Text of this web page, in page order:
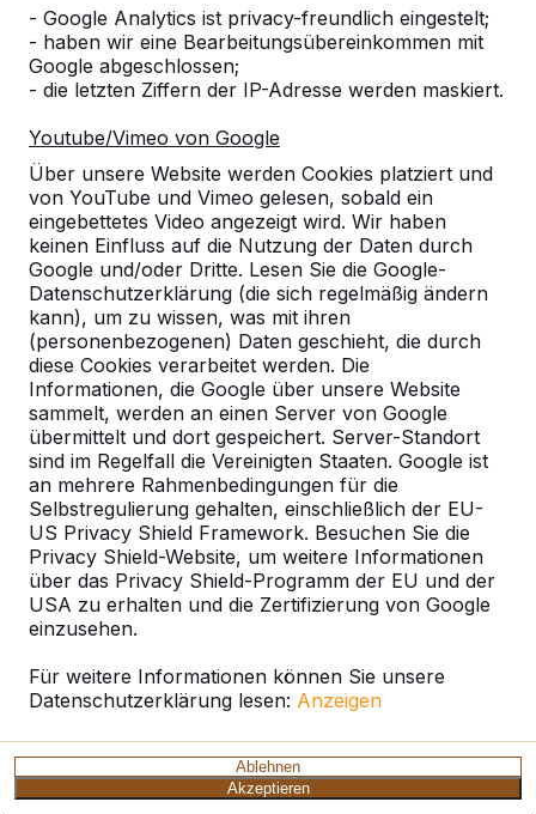
- Google Analytics ist privacy-freundlich eingestelt;
- haben wir eine Bearbeitungsübereinkommen mit
Google abgeschlossen;
- die letzten Ziffern der IP-Adresse werden maskiert.
Youtube/Vimeo von Google
Über unsere Website werden Cookies platziert und
von YouTube und Vimeo gelesen, sobald ein
eingebettetes Video angezeigt wird. Wir haben
keinen Einfluss auf die Nutzung der Daten durch
Google und/oder Dritte. Lesen Sie die Google-
Datenschutzerklärung (die sich regelmäßig ändern
kann), um zu wissen, was mit ihren
(personenbezogenen) Daten geschieht, die durch
diese Cookies verarbeitet werden. Die
Informationen, die Google über unsere Website
sammelt, werden an einen Server von Google
übermittelt und dort gespeichert. Server-Standort
sind im Regelfall die Vereinigten Staaten. Google ist
an mehrere Rahmenbedingungen für die
Selbstregulierung gehalten, einschließlich der EU-
US Privacy Shield Framework. Besuchen Sie die
Privacy Shield-Website, um weitere Informationen
über das Privacy Shield-Programm der EU und der
USA zu erhalten und die Zertifizierung von Google
einzusehen.
Für weitere Informationen können Sie unsere
Datenschutzerklärung lesen: Anzeigen
Ablehnen
Akzeptieren
Referenzen
Unsere Produkte finden Sie in ganz Europa
und darüber hinaus. Sehen Sie hier, wo Sie
ein HeBlad-Produkt in Ihrer Nähe finden.
Produkt
Alles anzeigen
Kategorie
Alles anzeigen
Ort oder Postleitzahl suchen
HeBlad Deutschland
Diekerstraße 97
42781 Haan
Deutschland